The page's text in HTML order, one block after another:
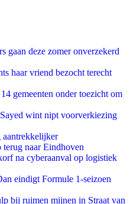
gaan deze zomer onverzekerd
haar vriend bezocht terecht
gemeenten onder toezicht om
wint nipt voorverkiezing
naar Eindhoven
na cyberaanval op logistiek
eindigt Formule 1-seizoen
bij ruimen mijnen in Straat van